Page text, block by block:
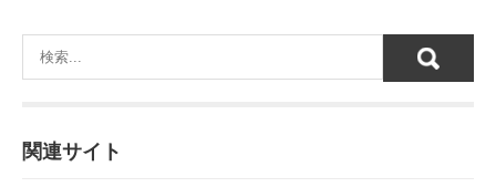
c
e
o
e
k
e
C
h
ail
関連サイト